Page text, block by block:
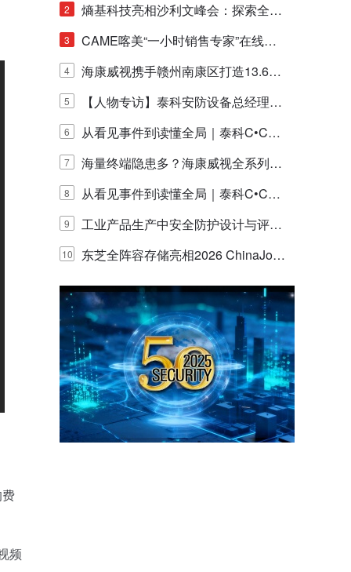
频
止认人脸，更认"掌"中静脉！
2
熵基科技亮相沙利文峰会：探索全栈
脑机技术商业化生态新路径
3
CAME喀美“一小时销售专家”在线赋
能培训正式启动！
4
海康威视携手赣州南康区打造13.6公
里绿波网
5
【人物专访】泰科安防设备总经理张
宁解码安防出海新范式
6
从看见事件到读懂全局｜泰科C•CUR
E IQ 3.20开启安防运营智能新时代
7
海量终端隐患多？海康威视全系列物
联安全产品，四层守护更放心！
8
从看见事件到读懂全局｜泰科C•CUR
E IQ 3.20开启安防运营智能新时代
9
工业产品生产中安全防护设计与评估
的实践与探讨
10
东芝全阵容存储亮相2026 ChinaJo
y，以海量数据底座赋能“与AI同游”新
体验